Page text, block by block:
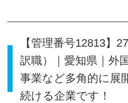
【管理番号12813】
訳職）｜愛知県｜外
事業など多角的に展
続ける企業です！